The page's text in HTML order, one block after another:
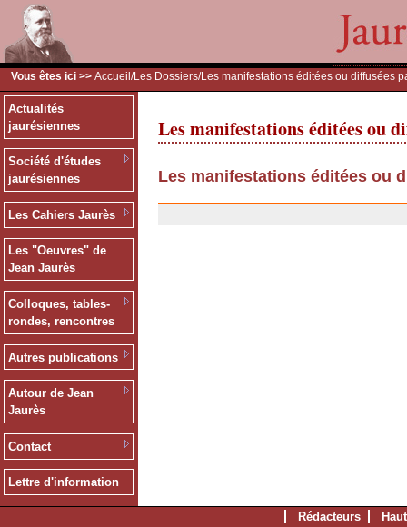
Vous êtes ici >> Accueil /Les Dossiers/Les manifestations éditées ou diffusées
Actualités
jaurésiennes
Société d'études
jaurésiennes
Les Cahiers Jaurès
Les "Oeuvres" de
Jean Jaurès
Colloques, tables-
rondes, rencontres
Autres publications
Autour de Jean
Jaurès
Contact
Lettre d'information
Les manifestations éditées ou
Les manifestations éditées ou
Rédacteurs